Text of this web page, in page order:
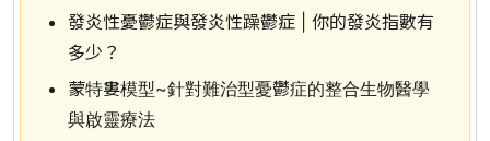
發炎性憂鬱症與發炎性躁鬱症 | 你的發炎指數有
多少？
蒙特婁模型~針對難治型憂鬱症的整合生物醫學
與啟靈療法